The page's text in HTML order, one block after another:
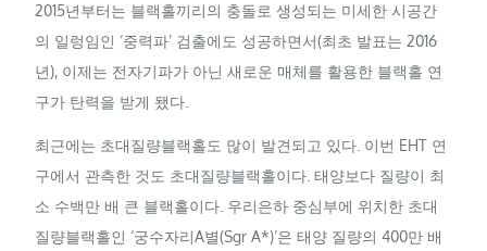
2015년부터는 블랙홀끼리의 충돌로 생성되는 미세한 시공간
의 일렁임인 ‘중력파’ 검출에도 성공하면서(최초 발표는 2016
년), 이제는 전자기파가 아닌 새로운 매체를 활용한 블랙홀 연
구가 탄력을 받게 됐다.
최근에는 초대질량블랙홀도 많이 발견되고 있다. 이번 EHT 연
구에서 관측한 것도 초대질량블랙홀이다. 태양보다 질량이 최
소 수백만 배 큰 블랙홀이다. 우리은하 중심부에 위치한 초대
질량블랙홀인 ‘궁수자리A별(Sgr A*)’은 태양 질량의 400만 배